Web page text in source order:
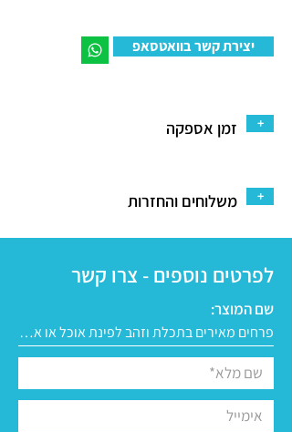
יצירת קשר בוואטסאפ
זמן אספקה +
משלוחים והחזרות +
לפרטים נוספים - צרו קשר
שם המוצר: